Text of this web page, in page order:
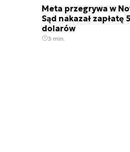
Meta przegrywa w
Sąd nakazał zapłatę
dolarów
3 min.